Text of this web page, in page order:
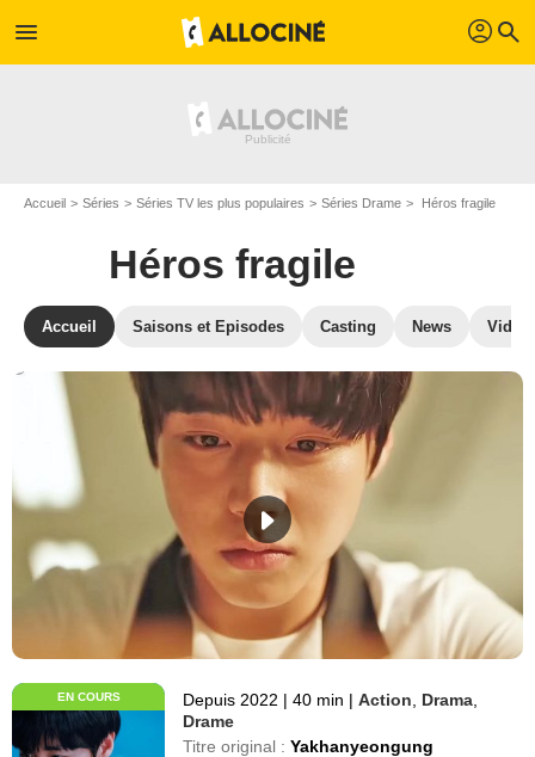
menu profil search
Accueil Séries Séries TV les plus populaires Séries Drame Héros fragile
Héros fragile
Accueil Saisons et Episodes Casting News
EN COURS Depuis 2022 | 40 min | Action Drama
Drame
Titre original : Yakhanyeongung